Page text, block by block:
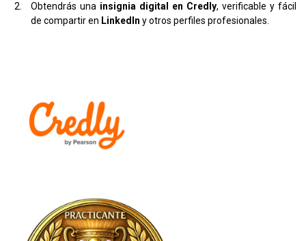
Obtendrás una insignia digital en Credly, verificable y fácil
de compartir en LinkedIn y otros perfiles profesionales.